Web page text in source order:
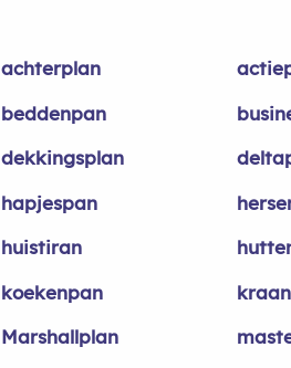
achterplan
beddenpan
dekkingsplan
hapjespan
huistiran
koekenpan
Marshallplan